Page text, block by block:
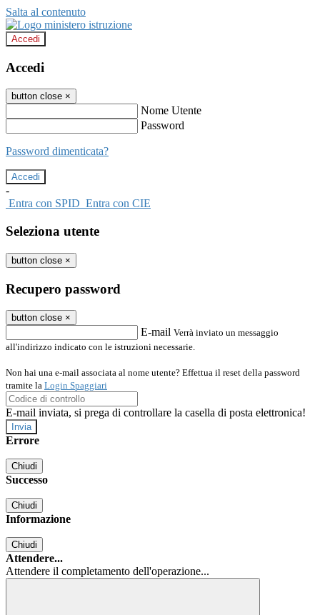
Salta al contenuto
Accedi
Accedi
button close ×
Nome Utente
Password
Password dimenticata?
-
Entra con SPID Entra con CIE
Seleziona utente
button close ×
Recupero password
button close ×
E-mail Verrà inviato un messaggio
all'indirizzo indicato con le istruzioni necessarie.
Non hai una e-mail associata al nome utente? Effettua il reset della password
tramite la Login Spaggiari
E-mail inviata, si prega di controllare la casella di posta elettronica!
Errore
Chiudi
Successo
Chiudi
Informazione
Chiudi
Attendere...
Attendere il completamento dell'operazione...